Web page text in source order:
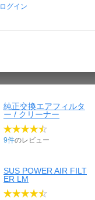
ログイン
純正交換エアフィルタ
ー / クリーナー
9件のレビュー
SUS POWER AIR FILT
ER LM